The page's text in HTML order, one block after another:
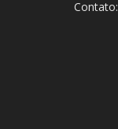
Contato: